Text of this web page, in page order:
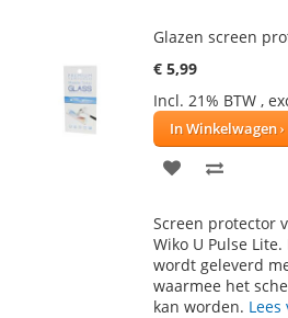
Glazen screen
€ 5,99
Incl. 21% BTW ,
In Winkelwagen
VOEG
AAN TE
Screen protector
Wiko U Pulse
wordt geleverd
waarmee het
kan worden.